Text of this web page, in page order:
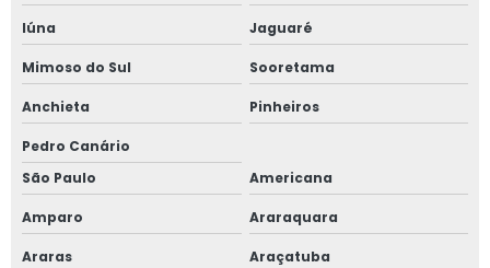
Iúna Jaguaré
Mimoso do Sul Sooretama
Anchieta Pinheiros
Pedro Canário
São Paulo
Americana
Amparo Araraquara
Araras Araçatuba